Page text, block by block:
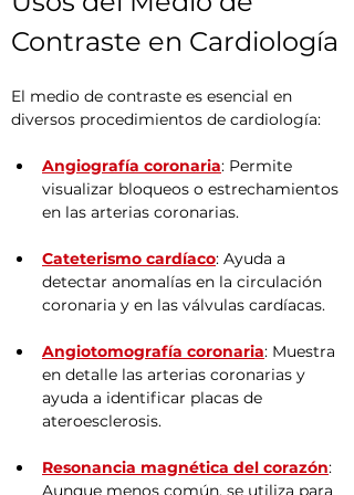
Contraste en Cardiología
El medio de contraste es esencial en
diversos procedimientos de cardiología:
Angiografía coronaria: Permite
visualizar bloqueos o estrechamientos
en las arterias coronarias.
Cateterismo cardíaco: Ayuda a
detectar anomalías en la circulación
coronaria y en las válvulas cardíacas.
Angiotomografía coronaria: Muestra
en detalle las arterias coronarias y
ayuda a identificar placas de
ateroesclerosis.
Resonancia magnética del corazón:
Aunque menos común, se utiliza para